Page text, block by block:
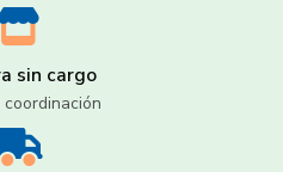
sin cargo
coordinación